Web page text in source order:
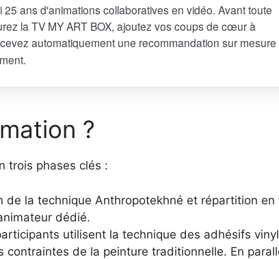
25 ans d'animations collaboratives en vidéo. Avant toute
la TV MY ART BOX, ajoutez vos coups de cœur à
automatiquement une recommandation sur mesure
?
trois phases clés :
de la technique Anthropotekhné et répartition
dédié.
utilisent la technique des adhésifs
de la peinture traditionnelle. En